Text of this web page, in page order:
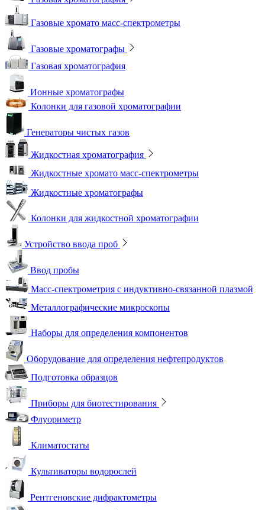
Газовые хромато масс-спектрометры
Газовые хроматографы
Газовая хроматография
Ионные хроматографы
Колонки для газовой хроматографии
Генераторы чистых газов
Жидкостная хроматография
Жидкостные хромато масс-спектрометры
Жидкостные хроматографы
Колонки для жидкостной хроматографии
Устройство ввода проб
Ввод пробы
Масс-спектрометрия с индуктивно-связанной плазмой
Металлографические микроскопы
Наборы для определения компонентов
Оборудование для определения нефтепродуктов
Подготовка образцов
Приборы для биотестирования
Флуориметр
Климатостаты
Культиваторы водорослей
Рентгеновские дифрактометры